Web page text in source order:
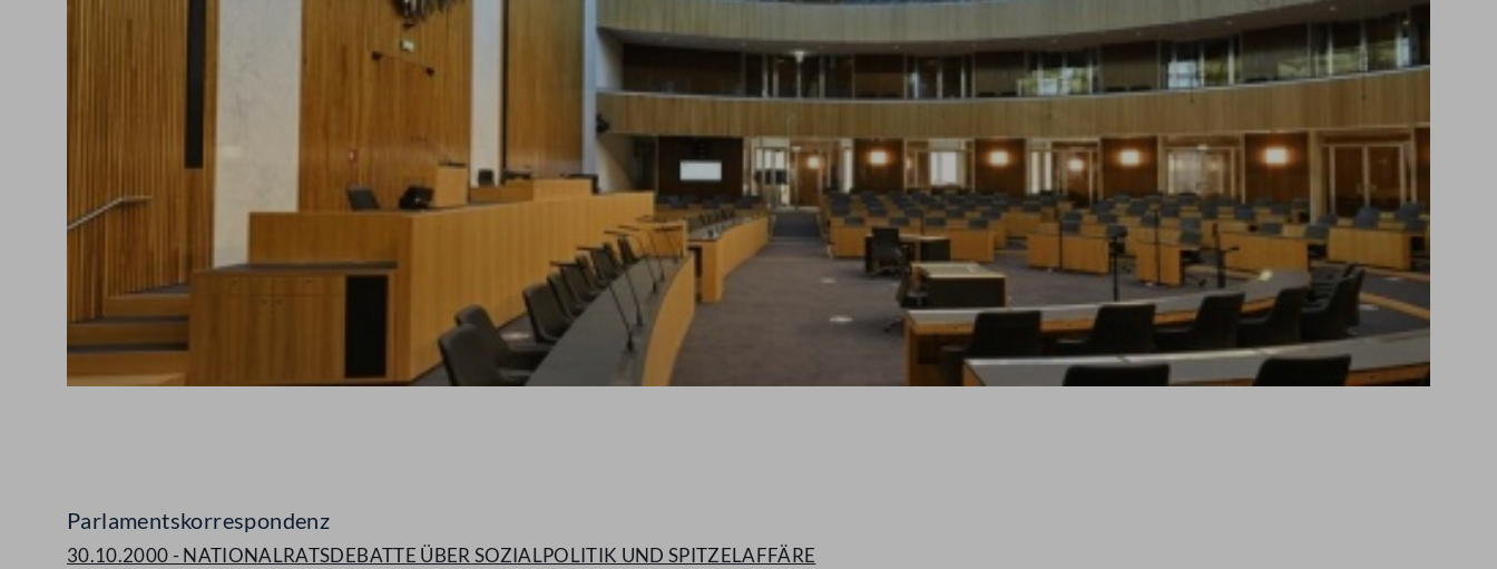
Parlamentskorrespondenz
30.10.2000 - NATIONALRATSDEBATTE ÜBER SOZIALPOLITIK UND SPITZELAFFÄRE